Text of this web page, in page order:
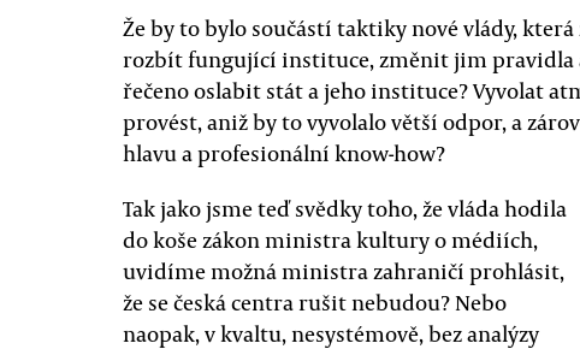
Že by to bylo součástí taktiky nové vlády,
rozbít fungující instituce, změnit jim pravidla
řečeno oslabit stát a jeho instituce? Vyvolat
provést, aniž by to vyvolalo větší odpor, a
hlavu a profesionální know-how?
Tak jako jsme teď svědky toho, že vláda hodila
do koše zákon ministra kultury o médiích,
uvidíme možná ministra zahraničí prohlásit,
že se česká centra rušit nebudou? Nebo
naopak, v kvaltu, nesystémově, bez analýzy